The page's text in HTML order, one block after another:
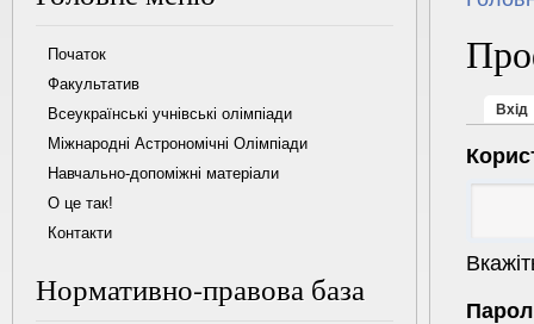
Початок
Факультатив
Всеукраїнські учнівські олімпіади
Міжнародні Астрономічні Олімпіади
Навчально-допоміжні матеріали
О це так!
Контакти
Нормативно-правова база
Вхід